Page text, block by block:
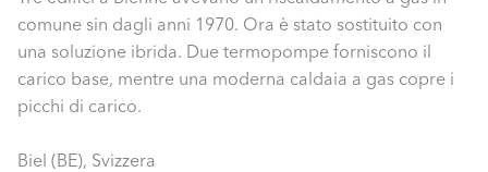
comune sin dagli anni 1970. Ora è stato sostituito con
una soluzione ibrida. Due termopompe forniscono il
carico base, mentre una moderna caldaia a gas copre i
picchi di carico.
Biel (BE), Svizzera